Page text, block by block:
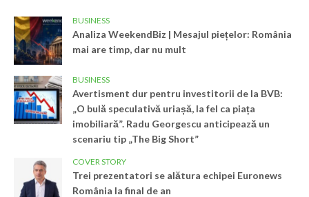
BUSINESS
Analiza WeekendBiz | Mesajul piețelor: România
mai are timp, dar nu mult
BUSINESS
Avertisment dur pentru investitorii de la BVB:
„O bulă speculativă uriașă, la fel ca piața
imobiliară”. Radu Georgescu anticipează un
scenariu tip „The Big Short”
COVER STORY
Trei prezentatori se alătura echipei Euronews
România la final de an